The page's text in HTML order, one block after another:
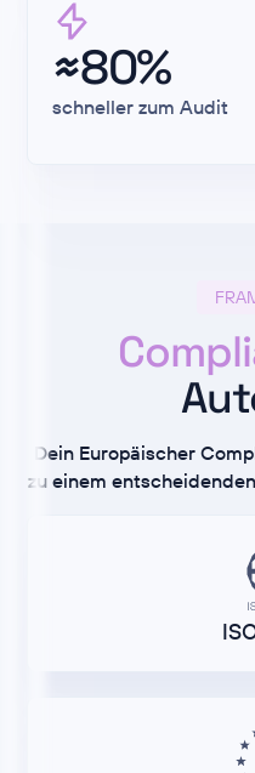
≈80%
schneller zum Audit
Dein Europäischer
zu einem